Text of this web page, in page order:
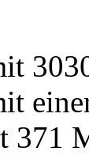
371